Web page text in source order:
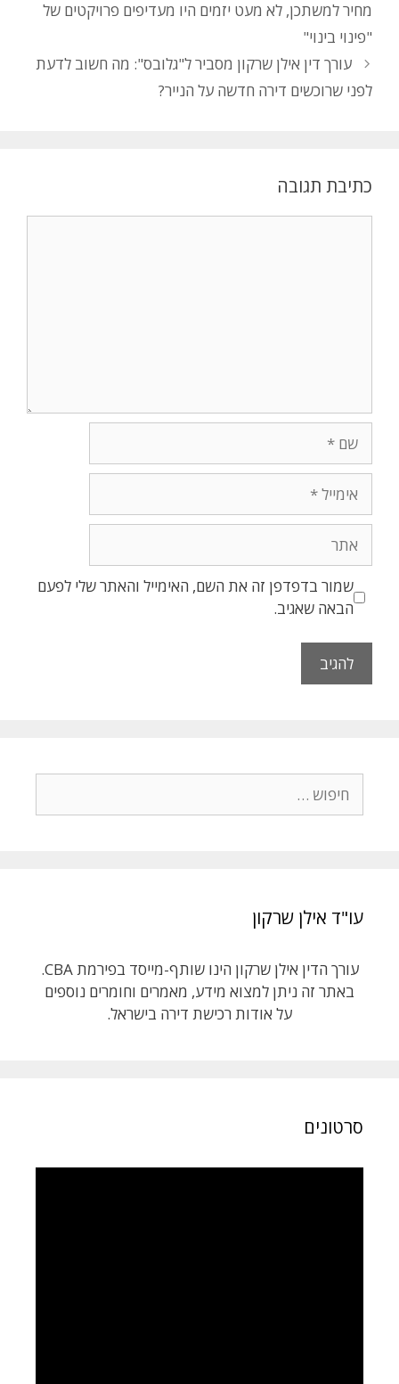
מחיר למשתכן, לא מעט יזמים היו מעדיפים פרויקטים של
"פינוי בינוי"
עורך דין אילן שרקון מסביר ל"גלובס": מה חשוב לדעת
לפני שרוכשים דירה חדשה על הנייר?
כתיבת תגובה
שמור בדפדפן זה את השם, האימייל והאתר שלי לפעם
הבאה שאגיב.
עו"ד אילן שרקון
עורך הדין אילן שרקון הינו שותף-מייסד בפירמת CBA.
באתר זה ניתן למצוא מידע, מאמרים וחומרים נוספים
על אודות רכישת דירה בישראל.
סרטונים